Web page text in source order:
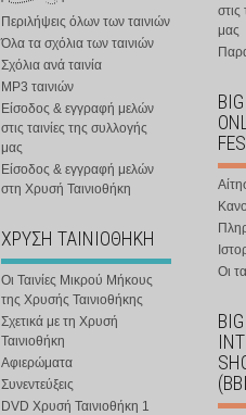
Περιλήψεις όλων των ταινιών
Όλα τα σχόλια των ταινιών
Σχόλια ανά ταινία
MP3 ταινιών
Είσοδος & εγγραφή μελών
στις ταινίες της συλλογής
μας
Είσοδος & εγγραφή μελών
στη Χρυσή Ταινιοθήκη
ΧΡΥΣΗ ΤΑΙΝΙΟΘΗΚΗ
Οι Ταινίες Μικρού Μήκους
της Χρυσής Ταινιοθήκης
Σχετικά με τη Χρυσή
Ταινιοθήκη
Αφιερώματα
Συνεντεύξεις
DVD Χρυσή Ταινιοθήκη 1
στις
μας
Οι